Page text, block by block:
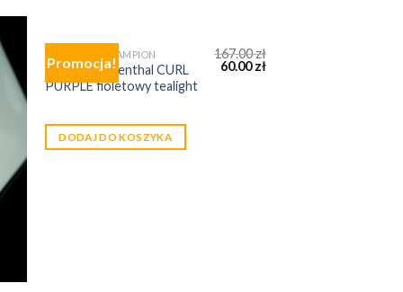
Promocja!
ŚWIECZNIK - LAMPION
Lampion Rosenthal CURL
PURPLE fioletowy tealight
167.00zł
60.00zł
DODAJ DO KOSZYKA